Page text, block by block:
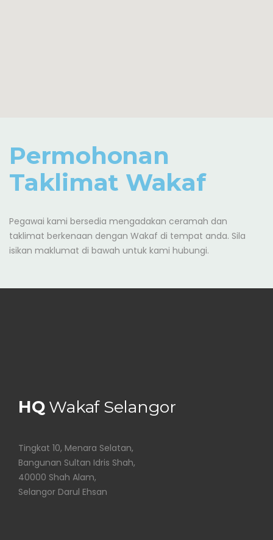
Permohonan
Taklimat Wakaf
Pegawai kami bersedia mengadakan ceramah dan
taklimat berkenaan dengan Wakaf di tempat anda. Sila
isikan maklumat di bawah untuk kami hubungi.
HQWakaf Selangor
Tingkat 10, Menara Selatan,
Bangunan Sultan Idris Shah,
40000 Shah Alam,
Selangor Darul Ehsan